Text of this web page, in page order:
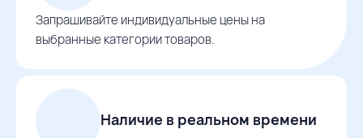
Запрашивайте индивидуальные цены на
выбранные категории товаров.
Наличие в реальном времени